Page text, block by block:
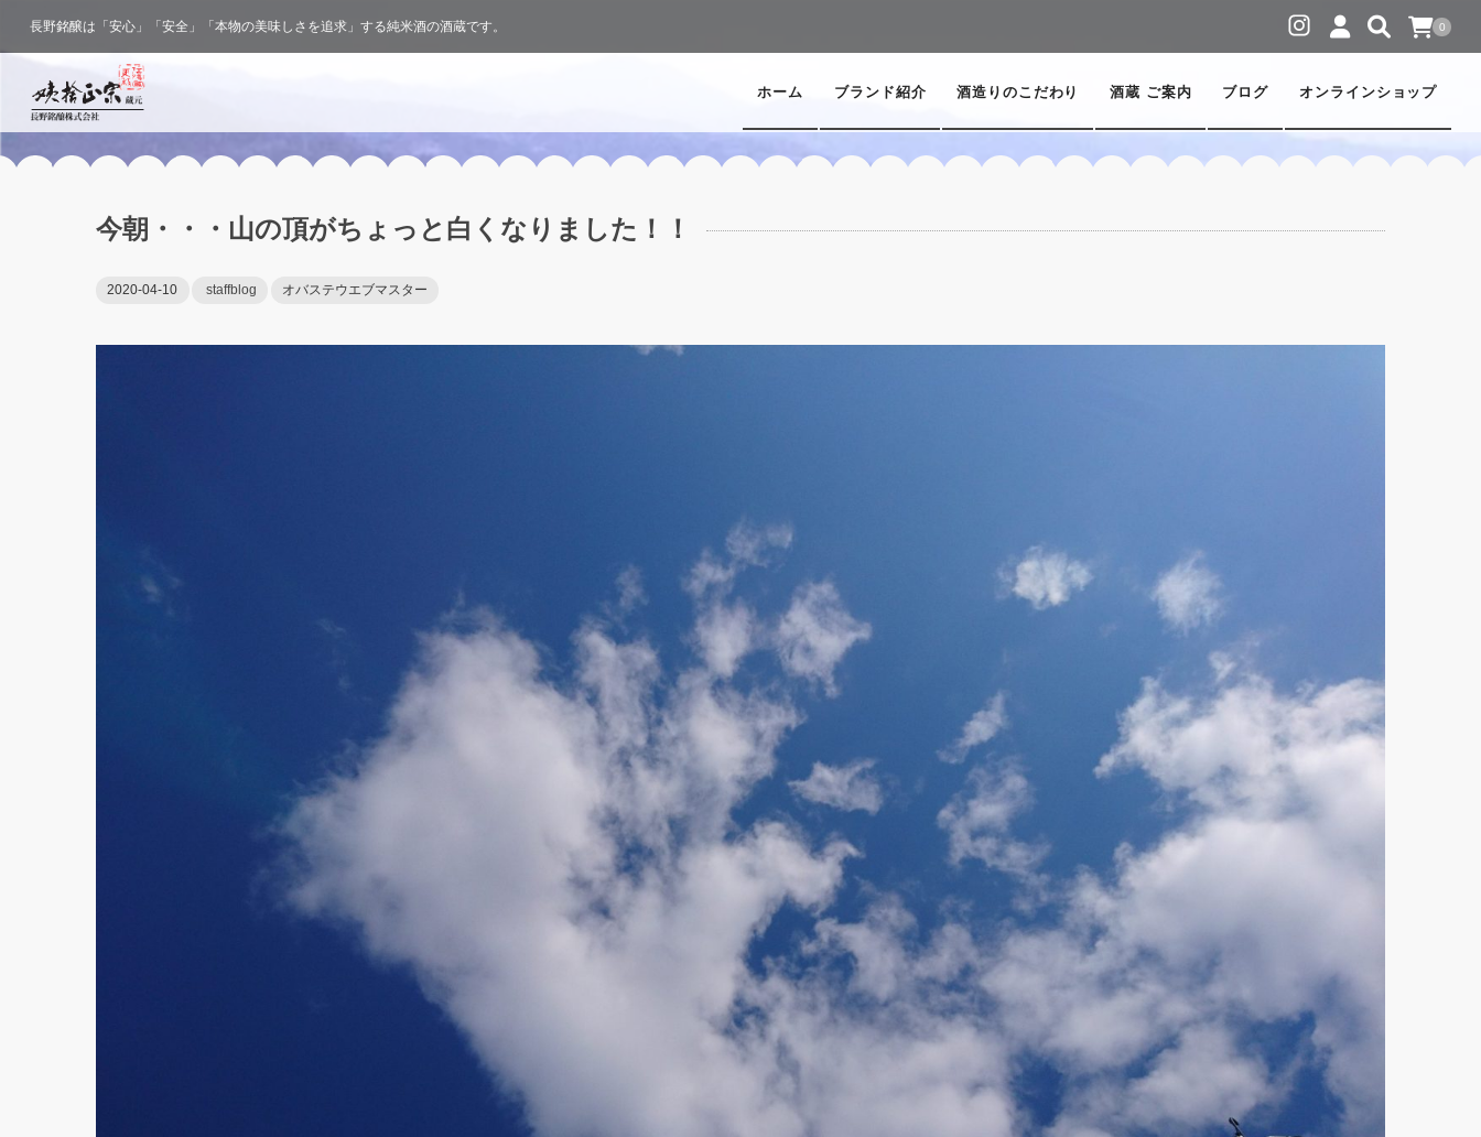
0
ホーム ブランド紹介 酒造りのこだわり 酒蔵 ご案内 ブログ オンラインショップ
長野銘醸は「安心」「安全」「本物の美味しさを追求」する純米酒の酒蔵です。
今朝・・・山の頂がちょっと白くなりました！！
2020-04-10 staffblog オバステウエブマスター